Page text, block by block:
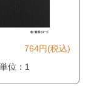
764円(税込)
位：1